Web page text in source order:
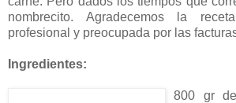
nombrecito. Agradecemos la
profesional y preocupada por las
Ingredientes:
800 gr